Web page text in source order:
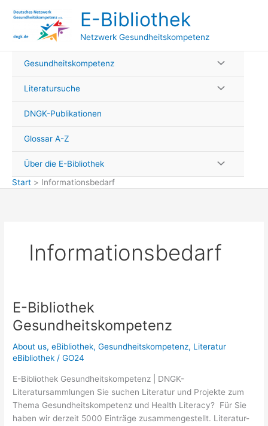
Inhalt
E-Bibliothek
Netzwerk Gesundheitskompetenz
Gesundheitskompetenz
Literatursuche
DNGK-Publikationen
Glossar A-Z
Über die E-Bibliothek
Start
Informationsbedarf
Informationsbedarf
E-Bibliothek
Gesundheitskompetenz
About us,eBibliothek,Gesundheitskompetenz, Literatur
eBibliothek /GO24
E-Bibliothek Gesundheitskompetenz | DNGK-
Literatursammlungen Sie suchen Literatur und Projekte zum
Thema Gesundheitskompetenz und Health Literacy? Für Sie
haben wir derzeit 5000 Einträge zusammengestellt. Literatur-